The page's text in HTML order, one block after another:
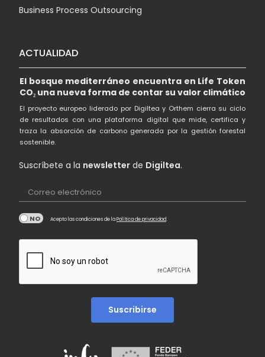
Business Process Outsourcing
ACTUALIDAD
El bosque mediterráneo encuentra en Life Token
CO₂ una nueva forma de contar su valor climático
El proyecto europeo liderado por Digiltea y Orthem cierra su ciclo
de resultados con una plataforma digital que mide, certifica y
traza la absorción de carbono generada por la gestión forestal
sostenible.
Suscríbete a la newsletterde Digiltea.
Correo electrónico
Acepto las condiciones de laPolítica de privacidad.